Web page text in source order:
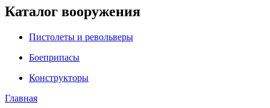
Каталог вооружения
Пистолеты и револьверы
Боеприпасы
Конструкторы
Главная